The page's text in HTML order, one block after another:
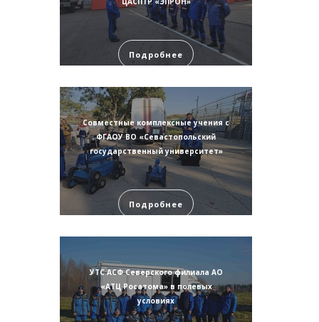
Подробнее
Совместные комплексные учения с
ФГАОУ ВО «Севастопольский
государственный университет»
Подробнее
УТС АСФ Северского филиала АО
«АТЦ Росатома» в полевых
условиях